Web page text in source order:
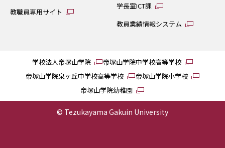
教職員専用サイト
学長室ICT課
教員業績情報システム
学校法人帝塚山学院
帝塚山学院中学校高等学校
帝塚山学院泉ヶ丘中学校高等学校
帝塚山学院小学校
帝塚山学院幼稚園
© Tezukayama Gakuin University